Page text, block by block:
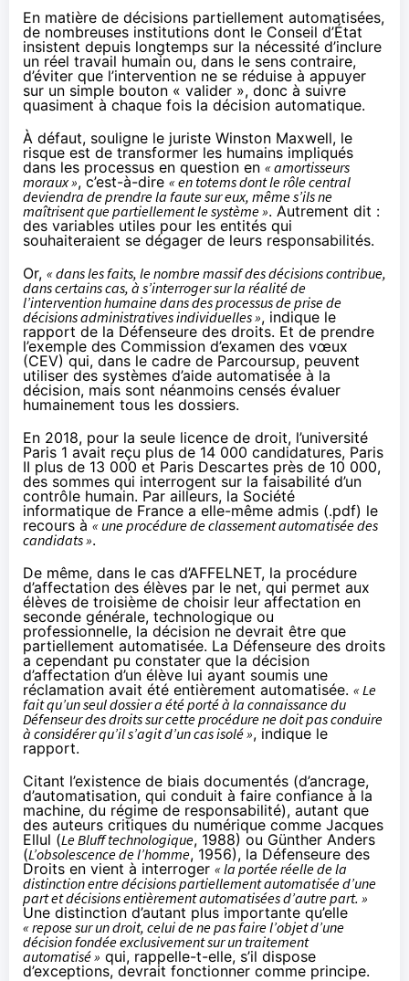
En matière de décisions partiellement automatisées,
de nombreuses institutions dont le Conseil d’État
insistent depuis longtemps sur la nécessité d’inclure
un réel travail humain ou, dans le sens contraire,
d’éviter que l’intervention ne se réduise à appuyer
sur un simple bouton « valider », donc à suivre
quasiment à chaque fois la décision automatique.
À défaut, souligne le juriste Winston Maxwell, le
risque est de transformer les humains impliqués
dans les processus en question en « amortisseurs
moraux », c’est-à-dire « en totems dont le rôle central
deviendra de prendre la faute sur eux, même s’ils ne
maîtrisent que partiellement le système ». Autrement dit :
des variables utiles pour les entités qui
souhaiteraient se dégager de leurs responsabilités.
Or, « dans les faits, le nombre massif des décisions contribue,
dans certains cas, à s’interroger sur la réalité de
l’intervention humaine dans des processus de prise de
décisions administratives individuelles », indique le
rapport de la Défenseure des droits. Et de prendre
l’exemple des Commission d’examen des vœux
(CEV) qui, dans le cadre de Parcoursup, peuvent
utiliser des systèmes d’aide automatisée à la
décision, mais sont néanmoins censés évaluer
humainement tous les dossiers.
En 2018, pour la seule licence de droit, l’université
Paris 1 avait reçu plus de 14 000 candidatures, Paris
II plus de 13 000 et Paris Descartes près de 10 000,
des sommes qui interrogent sur la faisabilité d’un
contrôle humain. Par ailleurs, la Société
informatique de France a elle-même admis (.pdf) le
recours à« une procédure de classement automatisée des
candidats ».
De même, dans le cas d’AFFELNET, la procédure
d’affectation des élèves par le net, qui permet aux
élèves de troisième de choisir leur affectation en
seconde générale, technologique ou
professionnelle, la décision ne devrait être que
partiellement automatisée. La Défenseure des droits
a cependant pu constater que la décision
d’affectation d’un élève lui ayant soumis une
réclamation avait été entièrement automatisée. « Le
fait qu’un seul dossier a été porté à la connaissance du
Défenseur des droits sur cette procédure ne doit pas conduire
à considérer qu’il s’agit d’un cas isolé », indique le
rapport.
Citant l’existence de biais documentés (d’ancrage,
d’automatisation, qui conduit à faire confiance à la
machine, du régime de responsabilité), autant que
des auteurs critiques du numérique comme Jacques
Ellul (Le Bluff technologique, 1988) ou Günther Anders
(L’obsolescence de l’homme, 1956), la Défenseure des
Droits en vient à interroger « la portée réelle de la
distinction entre décisions partiellement automatisée d’une
part et décisions entièrement automatisées d’autre part. »
Une distinction d’autant plus importante qu’elle
« repose sur un droit, celui de ne pas faire l’objet d’une
décision fondée exclusivement sur un traitement
automatisé » qui, rappelle-t-elle, s’il dispose
d’exceptions, devrait fonctionner comme principe.